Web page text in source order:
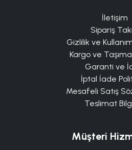
İletişim
Sipariş
Gizlilik ve
Kargo ve
Garanti ve
İptal İade
Mesafeli Satış
Teslimat
Müşteri